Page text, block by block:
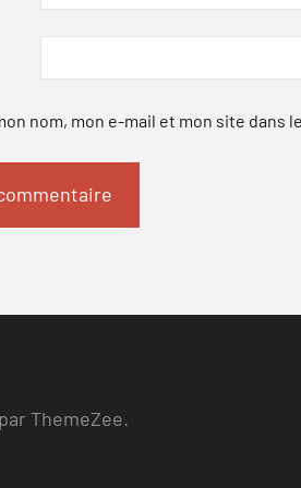
nom, mon e-mail et mon site dans
ThemeZee.